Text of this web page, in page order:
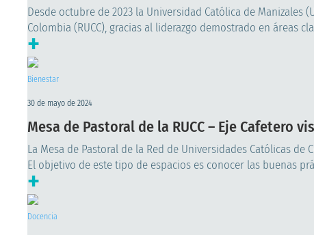
Desde octubre de 2023 la Universidad Católica de Manizales
Colombia (RUCC), gracias al liderazgo demostrado en áreas
+
Bienestar
30 de mayo de 2024
Mesa de Pastoral de la RUCC – Eje Cafetero
La Mesa de Pastoral de la Red de Universidades Católicas
El objetivo de este tipo de espacios es conocer las buenas
+
Docencia